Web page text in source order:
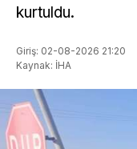
kurtuldu.
Giriş: 02-08-2026 21:20
Kaynak: İHA